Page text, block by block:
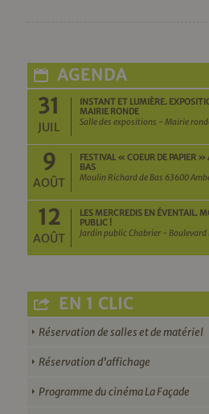
AGENDA
31
JUIL
INSTANT ET LUMIÈRE.
MAIRIE RONDE
Salle des expositions - Mairie
9
AOÛT
FESTIVAL « COEUR DE PAPIER
BAS
Moulin Richard de Bas 63600
12
AOÛT
LES MERCREDIS EN ÉVENTAIL.
PUBLIC !
Jardin public Chabrier - Boulevard
EN 1 CLIC
Réservation de salles et de matériel
Réservation d’affichage
Programme du cinéma La Façade